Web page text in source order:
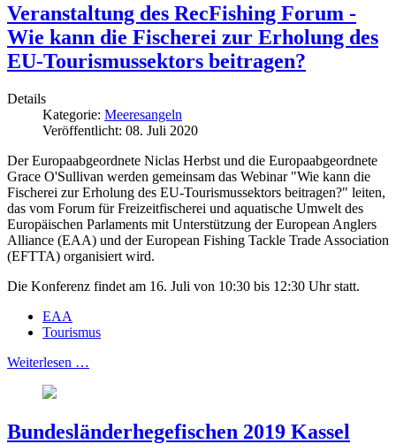
Veranstaltung des RecFishing Forum -
Wie kann die Fischerei zur Erholung des
EU-Tourismussektors beitragen?
Details
Kategorie: Meeresangeln
Veröffentlicht: 08. Juli 2020
Der Europaabgeordnete Niclas Herbst und die Europaabgeordnete
Grace O'Sullivan werden gemeinsam das Webinar "Wie kann die
Fischerei zur Erholung des EU-Tourismussektors beitragen?" leiten,
das vom Forum für Freizeitfischerei und aquatische Umwelt des
Europäischen Parlaments mit Unterstützung der European Anglers
Alliance (EAA) und der European Fishing Tackle Trade Association
(EFTTA) organisiert wird.
Die Konferenz findet am 16. Juli von 10:30 bis 12:30 Uhr statt.
EAA
Tourismus
Weiterlesen …
Bundesländerhegefischen 2019 Kassel